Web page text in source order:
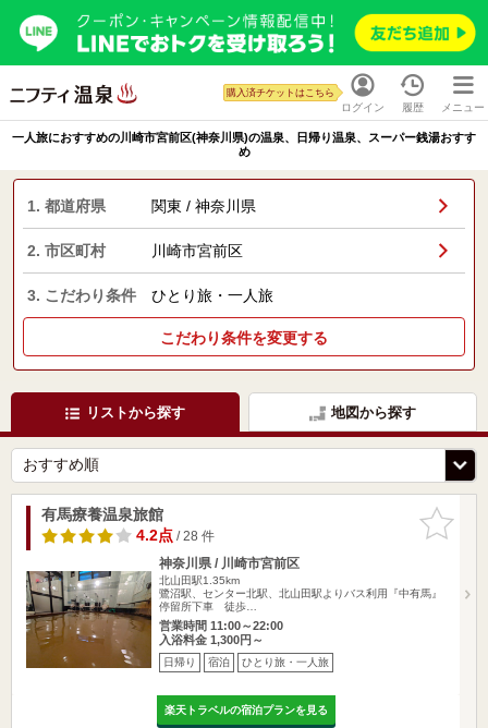
ログイン
購入済チケットはこちら
履歴 メニュー
一人旅におすすめの川崎市宮前区(神奈川県)の温泉、日帰り温泉、スーパー銭湯おすす
め
1. 都道府県 関東 / 神奈川県
2. 市区町村 川崎市宮前区
3. こだわり条件 ひとり旅・一人旅
こだわり条件を変更する
リストから探す 地図から探す
お気に入
りに追加
有馬療養温泉旅館
4.2点/ 28 件
神奈川県 / 川崎市宮前区
北山田駅1.35km
鷺沼駅、センター北駅、北山田駅よりバス利用『中有馬』
停留所下車 徒歩…
営業時間 11:00～22:00
入浴料金 1,300円～
日帰り 宿泊 ひとり旅・一人旅
楽天トラベルの宿泊プランを見る